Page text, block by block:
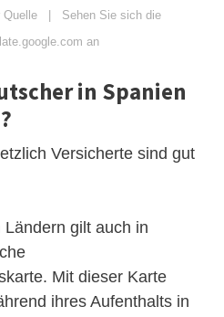
Quelle | Sehen Sie sich die
an
in Spanien
Versicherte sind gut
gilt auch in
Mit dieser Karte
ihres Aufenthalts in